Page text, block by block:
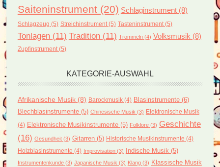
Saiteninstrument(20) Schlaginstrument(8)
Schlagzeug (5) Streichinstrument(5) Tasteninstrument(5)
Tonlagen(11) Tradition(11) Trommeln(4) Volksmusik(8)
Zupfinstrument(5)
KATEGORIE-AUSWAHL
Afrikanische Musik(8) Barockmusik(4) Blasinstrumente(6)
Blechblasinstrumente(5) Chinesische Musik(3) Elektronische Musik
(4) Elektronische Musikinstrumente(5) Folklore(3) Geschichte
(16) Gesundheit(3) Gitarren(5) Historische Musikinstrumente (4)
Holzblasinstrumente (4) Improvisation(3) Indische Musik(5)
Instrumentenkunde(3) Japanische Musik(3) Klang(3) Klassische Musik